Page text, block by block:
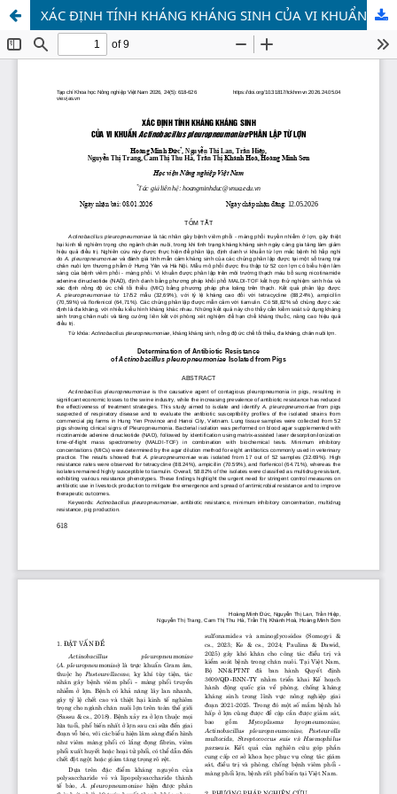
XÁC ĐỊNH TÍNH KHÁNG KHÁNG SINH CỦA VI KHUẨN Actinobacillus pleuropneumoniae PHÂN LẬP TỪ LỢN